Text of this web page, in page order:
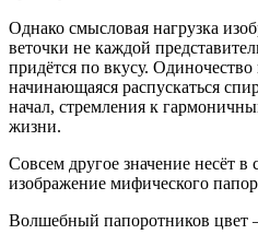
Однако смысловая нагрузка
веточки не каждой
придётся по вкусу.
начинающаяся распускаться
начал, стремления к
жизни.
Совсем другое значение несёт в
изображение мифического
Волшебный папоротников цвет